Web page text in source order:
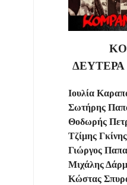
ΔΕΥΤΕΡΑ
Ιουλία
Σωτήρης
Θοδωρής
Τζίμης Γκίνης
Γιώργος
Μιχάλης
Κώστας